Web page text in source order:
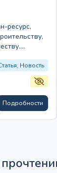
ресурс,
статьи,Новость
Подробности